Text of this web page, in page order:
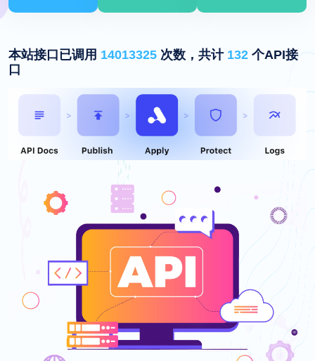
本站接口已调用 14013325 次数，共计 132 个API接
口